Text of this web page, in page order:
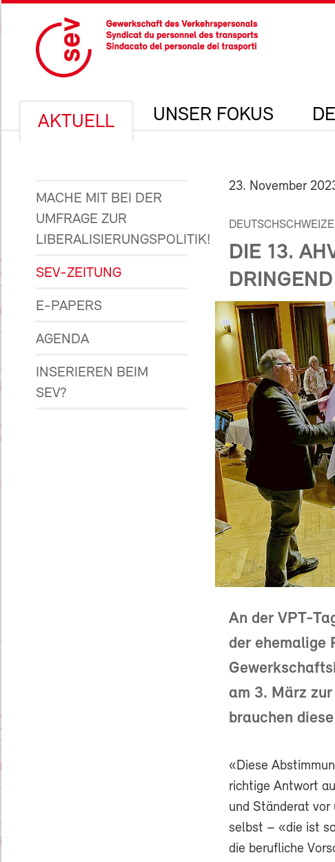
AKTUELL UNSER FOKUS
MACHE MIT BEI DER
UMFRAGE ZUR
LIBERALISIERUNGSPOLITIK!
SEV-ZEITUNG
E-PAPERS
AGENDA
INSERIEREN BEIM
SEV?
23. November
DIE 13.
An der VPT-
der ehemalige
am 3. März
brauchen
«Diese
richtige Antwort
und Ständerat vor
selbst – «die ist
die berufliche